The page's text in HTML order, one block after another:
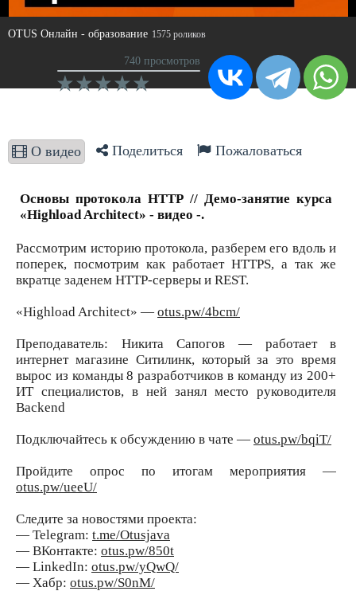
OTUS Онлайн - образование 1575 роликов
740 просмотров
О видео Поделиться Пожаловаться
Основы протокола HTTP // Демо-занятие курса
«Highload Architect» - видео -.
Рассмотрим историю протокола, разберем его вдоль и
поперек, посмотрим как работает HTTPS, а так же
вкратце заденем HTTP-серверы и REST.
«Highload Architect» — otus.pw/4bcm/
Преподаватель: Никита Сапогов — работает в
интернет магазине Ситилинк, который за это время
вырос из команды 8 разработчиков в команду из 200+
ИТ специалистов, в ней занял место руководителя
Backend
Подключайтесь к обсуждению в чате — otus.pw/bqiT/
Пройдите опрос по итогам мероприятия —
otus.pw/ueeU/
Следите за новостями проекта:
— Telegram: t.me/Otusjava
— ВКонтакте: otus.pw/850t
— LinkedIn: otus.pw/yQwQ/
— Хабр: otus.pw/S0nM/